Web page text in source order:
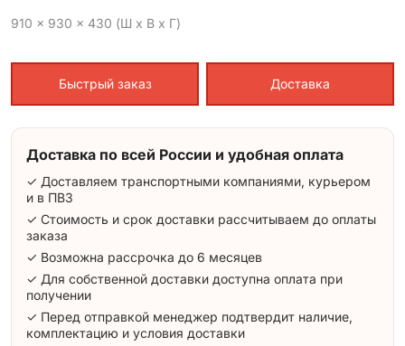
910 x 930 x 430 (Ш x В x Г)
Быстрый заказ Доставка
Доставка по всей России и удобная оплата
✓ Доставляем транспортными компаниями, курьером
и в ПВЗ
✓ Стоимость и срок доставки рассчитываем до оплаты
заказа
✓ Возможна рассрочка до 6 месяцев
✓ Для собственной доставки доступна оплата при
получении
✓ Перед отправкой менеджер подтвердит наличие,
комплектацию и условия доставки